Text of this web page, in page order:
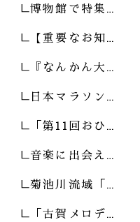
博物館で特集…
【重要なお知…
『なんかん大…
日本マラソン…
「第11回おひ…
音楽に出会え…
菊池川流域「…
「古賀メロデ…